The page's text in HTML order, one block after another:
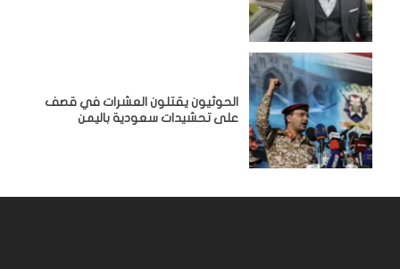
الحوثيون يقتلون العشرات في قصف
على تحشيدات سعودية باليمن